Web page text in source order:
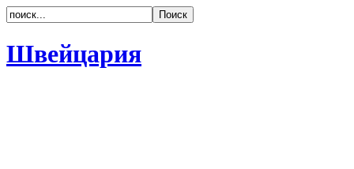
Швейцария